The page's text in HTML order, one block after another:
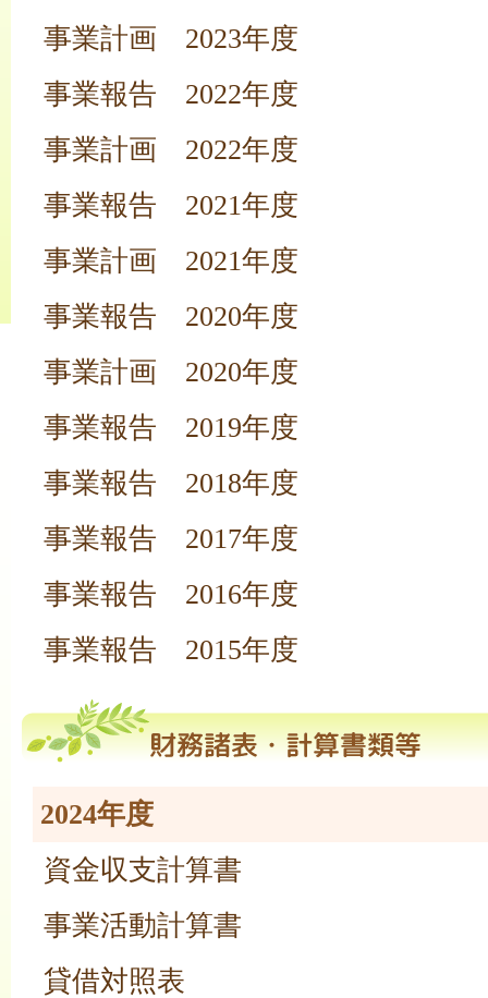
事業計画 2023年度
事業報告 2022年度
事業計画 2022年度
事業報告 2021年度
事業計画 2021年度
事業報告 2020年度
事業計画 2020年度
事業報告 2019年度
事業報告 2018年度
事業報告 2017年度
事業報告 2016年度
事業報告 2015年度
2024年度
資金収支計算書
事業活動計算書
貸借対照表